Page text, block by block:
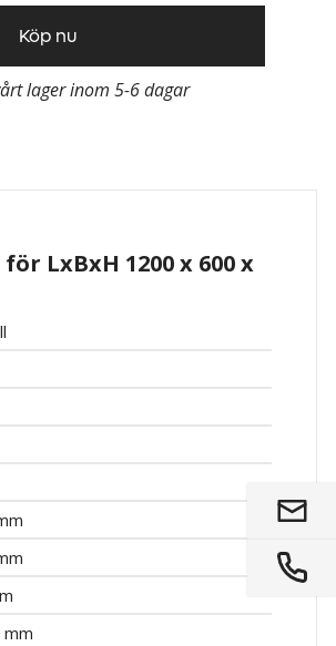
Köp nu
lager inom 5-6 dagar
LxBxH 1200 x 600 x